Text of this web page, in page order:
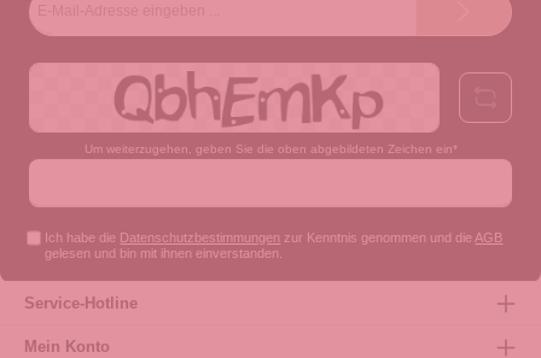
Um weiterzugehen, geben Sie die oben abgebildeten Zeichen ein*
Ich habe die Datenschutzbestimmungen zur Kenntnis genommen und die AGB
gelesen und bin mit ihnen einverstanden.
Service-Hotline
Mein Konto